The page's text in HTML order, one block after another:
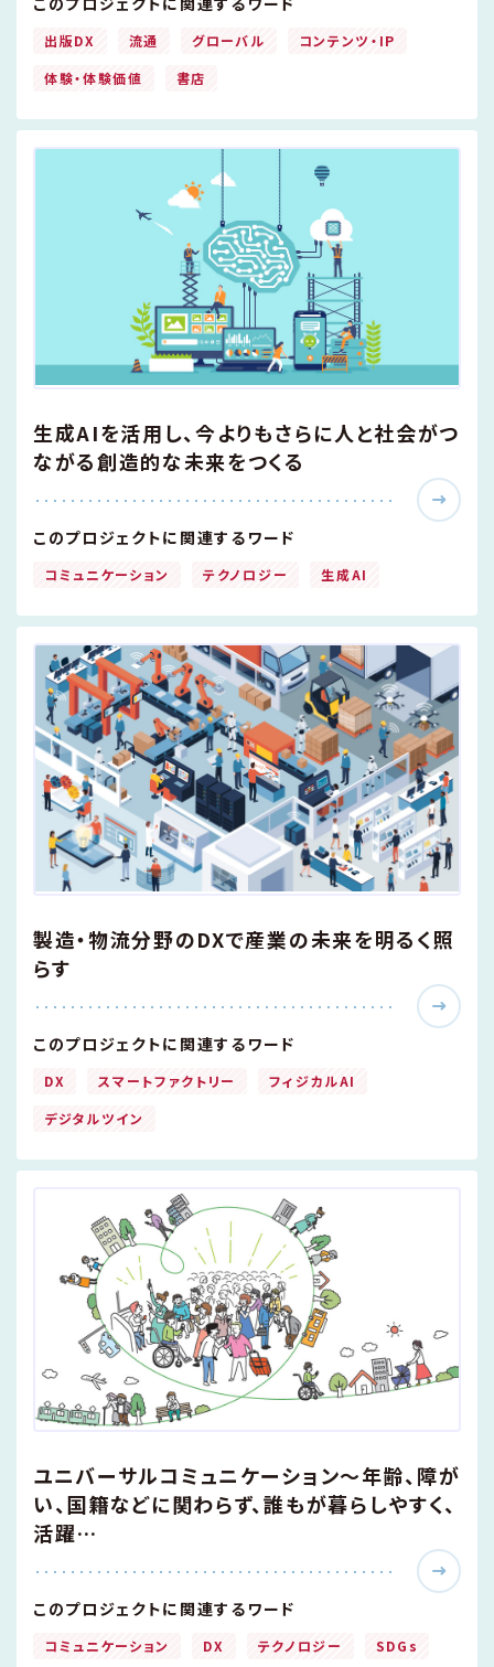
出版DX 流通 グローバル
コンテンツ・IP
体験・体験価値
書店
生成AIを活用し、今よりもさらに人と社会がつ
ながる創造的な未来をつくる
このプロジェクトに関連するワード
コミュニケーション テクノロジー 生成AI
製造・物流分野のDXで産業の未来を明るく照
らす
このプロジェクトに関連するワード
DX スマートファクトリー
フィジカルAI
デジタルツイン
ユニバーサルコミュニケーション～年齢、障が
い、国籍などに関わらず、誰もが暮らしやすく、
活躍…
このプロジェクトに関連するワード
コミュニケーション DX テクノロジー SDGs